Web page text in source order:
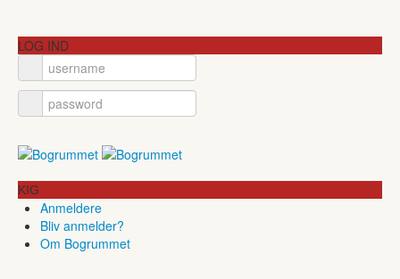
LOG IND
KIG
Anmeldere
Bliv anmelder?
Om Bogrummet